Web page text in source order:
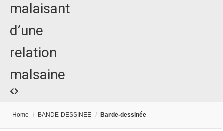
malaisant
d’une
relation
malsaine
Home / BANDE-DESSINEE / Bande-dessinée